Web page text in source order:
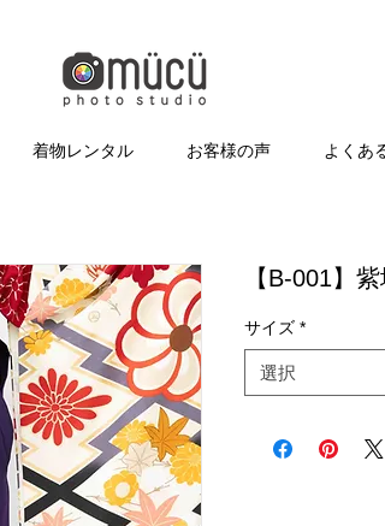
着物レンタル お客様の声 よくあ
【B-001
サイズ *
選択